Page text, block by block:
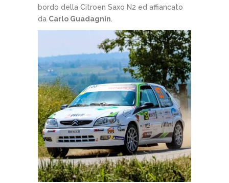
bordo della Citroen Saxo N2 ed affiancato
da Carlo Guadagnin